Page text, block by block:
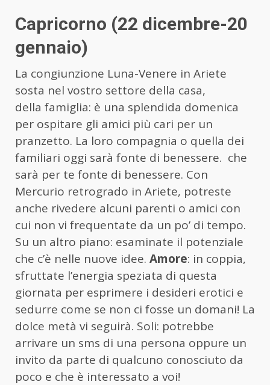
Capricorno (22 dicembre-20
gennaio)
La congiunzione Luna-Venere in Ariete
sosta nel vostro settore della casa,
della famiglia: è una splendida domenica
per ospitare gli amici più cari per un
pranzetto. La loro compagnia o quella dei
familiari oggi sarà fonte di benessere. che
sarà per te fonte di benessere. Con
Mercurio retrogrado in Ariete, potreste
anche rivedere alcuni parenti o amici con
cui non vi frequentate da un po’ di tempo.
Su un altro piano: esaminate il potenziale
che c’è nelle nuove idee. Amore: in coppia,
sfruttate l’energia speziata di questa
giornata per esprimere i desideri erotici e
sedurre come se non ci fosse un domani! La
dolce metà vi seguirà. Soli: potrebbe
arrivare un sms di una persona oppure un
invito da parte di qualcuno conosciuto da
poco e che è interessato a voi!